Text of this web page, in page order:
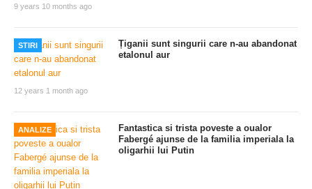
9 years 10 months ago
STIRI
12 years 1 month ago
Țiganii sunt singurii care n-au abandonat
etalonul aur
ANALIZE
Fantastica si trista poveste a oualor
Fabergé ajunse de la familia imperiala la
oligarhii lui Putin